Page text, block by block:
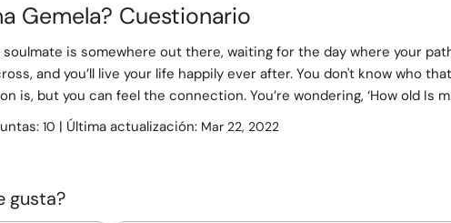
Gemela? Cuestionario
soulmate is somewhere out there, waiting for the day where your
and you’ll live your life happily ever after. You don't know who that
is, but you can feel the connection. You’re wondering, ‘How old Is
10 | Última actualización: Mar 22, 2022
gusta?